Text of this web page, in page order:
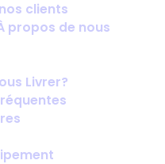
clients
propos de nous
Livrer?